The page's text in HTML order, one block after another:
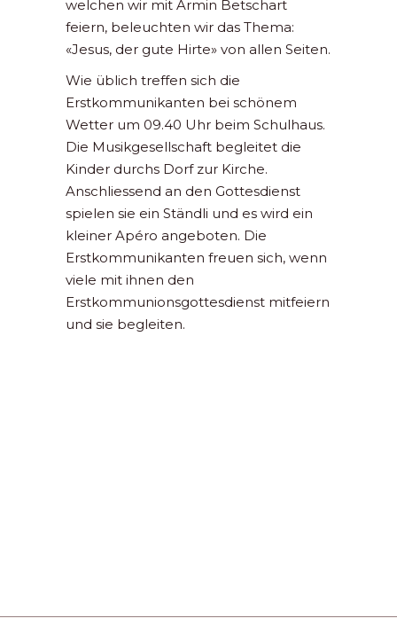
welchen wir mit Armin Betschart
feiern, beleuchten wir das Thema:
«Jesus, der gute Hirte» von allen Seiten.
Wie üblich treffen sich die
Erstkommunikanten bei schönem
Wetter um 09.40 Uhr beim Schulhaus.
Die Musikgesellschaft begleitet die
Kinder durchs Dorf zur Kirche.
Anschliessend an den Gottesdienst
spielen sie ein Ständli und es wird ein
kleiner Apéro angeboten. Die
Erstkommunikanten freuen sich, wenn
viele mit ihnen den
Erstkommunionsgottesdienst mitfeiern
und sie begleiten.